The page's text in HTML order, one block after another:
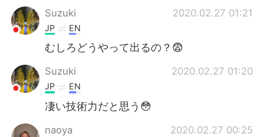
Suzuki 2020.02.27 01:21
JP EN
むしろどうやって出るの？😨
Suzuki 2020.02.27 01:20
JP EN
凄い技術力だと思う😳
naoya 2020.02.27 00:25